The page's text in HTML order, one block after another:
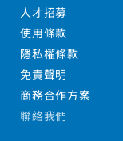
人才招募
使用條款
隱私權條款
免責聲明
商務合作方案
聯絡我們